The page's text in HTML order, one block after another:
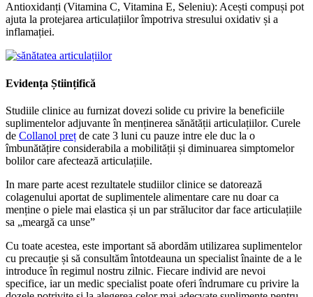
Antioxidanți (Vitamina C, Vitamina E, Seleniu): Acești compuși pot
ajuta la protejarea articulațiilor împotriva stresului oxidativ și a
inflamației.
Evidența Științifică
Studiile clinice au furnizat dovezi solide cu privire la beneficiile
suplimentelor adjuvante în menținerea sănătății articulațiilor. Curele
de Collanol preț de cate 3 luni cu pauze intre ele duc la o
îmbunătățire considerabila a mobilității și diminuarea simptomelor
bolilor care afectează articulațiile.
In mare parte acest rezultatele studiilor clinice se datorează
colagenului aportat de suplimentele alimentare care nu doar ca
menține o piele mai elastica și un par strălucitor dar face articulațiile
sa „meargă ca unse”
Cu toate acestea, este important să abordăm utilizarea suplimentelor
cu precauție și să consultăm întotdeauna un specialist înainte de a le
introduce în regimul nostru zilnic. Fiecare individ are nevoi
specifice, iar un medic specialist poate oferi îndrumare cu privire la